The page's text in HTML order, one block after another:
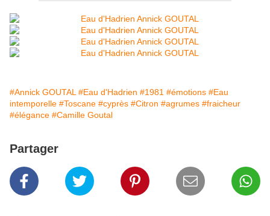
#Annick GOUTAL #Eau d'Hadrien #1981 #émotions #Eau
intemporelle #Toscane #cyprès #Citron #agrumes #fraicheur
#élégance #Camille Goutal
Partager